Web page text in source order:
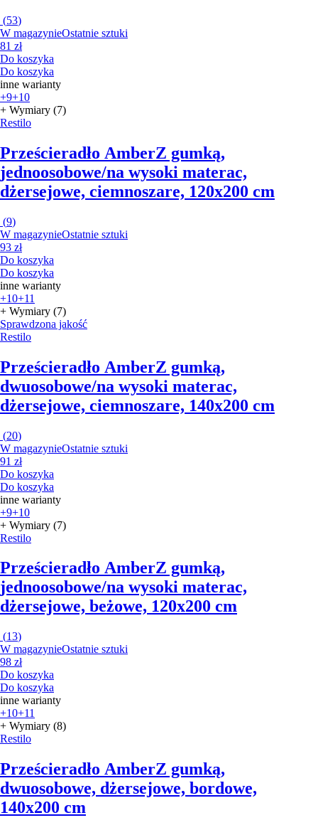
(53)
W magazynieOstatnie sztuki
81 zł
Do koszyka
Do koszyka
inne warianty
+9+10
+ Wymiary (7)
Restilo
Prześcieradło AmberZ gumką,
jednoosobowe/na wysoki materac,
dżersejowe, ciemnoszare, 120x200 cm
(9)
W magazynieOstatnie sztuki
93 zł
Do koszyka
Do koszyka
inne warianty
+10+11
+ Wymiary (7)
Sprawdzona jakość
Restilo
Prześcieradło AmberZ gumką,
dwuosobowe/na wysoki materac,
dżersejowe, ciemnoszare, 140x200 cm
(20)
W magazynieOstatnie sztuki
91 zł
Do koszyka
Do koszyka
inne warianty
+9+10
+ Wymiary (7)
Restilo
Prześcieradło AmberZ gumką,
jednoosobowe/na wysoki materac,
dżersejowe, beżowe, 120x200 cm
(13)
W magazynieOstatnie sztuki
98 zł
Do koszyka
Do koszyka
inne warianty
+10+11
+ Wymiary (8)
Restilo
Prześcieradło AmberZ gumką,
dwuosobowe, dżersejowe, bordowe,
140x200 cm